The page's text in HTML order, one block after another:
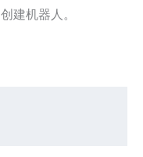
创建机器人。